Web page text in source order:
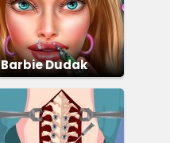
Barbie Dudak
Ameliyatı